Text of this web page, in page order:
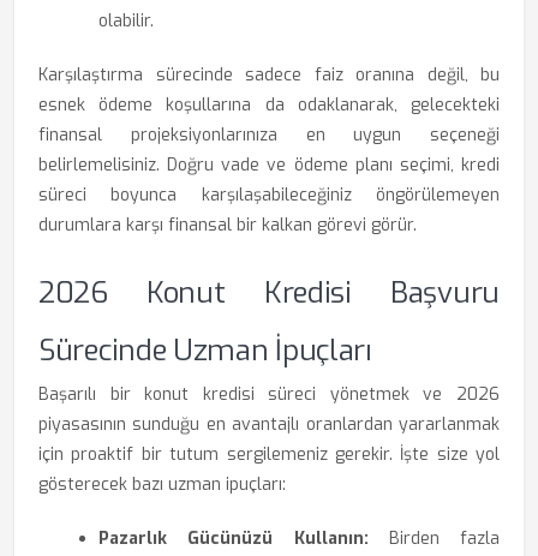
olabilir.
Karşılaştırma sürecinde sadece faiz oranına değil, bu
esnek ödeme koşullarına da odaklanarak, gelecekteki
finansal projeksiyonlarınıza en uygun seçeneği
belirlemelisiniz. Doğru vade ve ödeme planı seçimi, kredi
süreci boyunca karşılaşabileceğiniz öngörülemeyen
durumlara karşı finansal bir kalkan görevi görür.
2026 Konut Kredisi Başvuru
Sürecinde Uzman İpuçları
Başarılı bir konut kredisi süreci yönetmek ve 2026
piyasasının sunduğu en avantajlı oranlardan yararlanmak
için proaktif bir tutum sergilemeniz gerekir. İşte size yol
gösterecek bazı uzman ipuçları:
Pazarlık Gücünüzü Kullanın: Birden fazla